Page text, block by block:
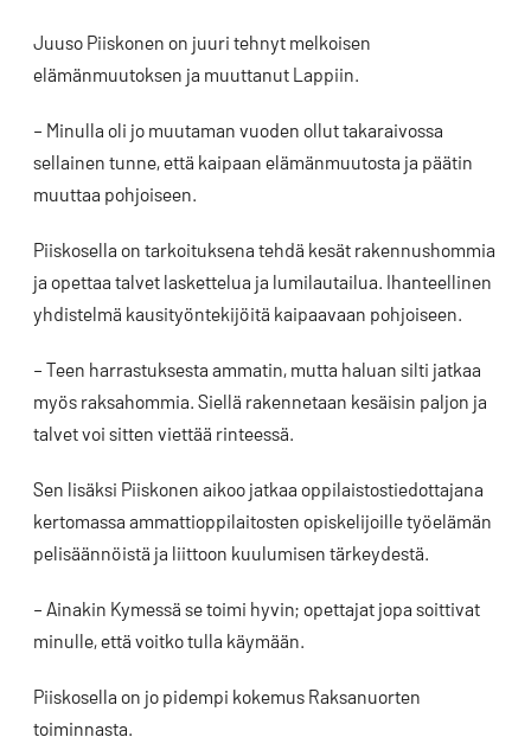
Juuso Piiskonen on juuri tehnyt melkoisen
elämänmuutoksen ja muuttanut Lappiin.
– Minulla oli jo muutaman vuoden ollut takaraivossa
sellainen tunne, että kaipaan elämänmuutosta ja päätin
muuttaa pohjoiseen.
Piiskosella on tarkoituksena tehdä kesät rakennushommia
ja opettaa talvet laskettelua ja lumilautailua. Ihanteellinen
yhdistelmä kausityöntekijöitä kaipaavaan pohjoiseen.
– Teen harrastuksesta ammatin, mutta haluan silti jatkaa
myös raksahommia. Siellä rakennetaan kesäisin paljon ja
talvet voi sitten viettää rinteessä.
Sen lisäksi Piiskonen aikoo jatkaa oppilaistostiedottajana
kertomassa ammattioppilaitosten opiskelijoille työelämän
pelisäännöistä ja liittoon kuulumisen tärkeydestä.
– Ainakin Kymessä se toimi hyvin; opettajat jopa soittivat
minulle, että voitko tulla käymään.
Piiskosella on jo pidempi kokemus Raksanuorten
toiminnasta.